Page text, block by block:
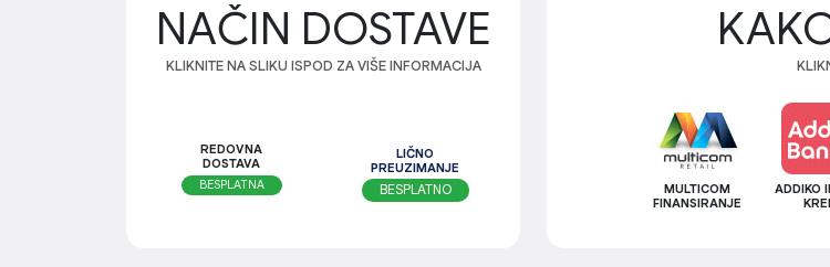
NAČIN DOSTAVE
KLIKNITE NA SLIKU ISPOD ZA VIŠE INFORMACIJA
REDOVNA
DOSTAVA
BESPLATNA
LIČNO
PREUZIMANJE
BESPLATNO
MULTICOM
FINANSIRANJE
ADDIKO